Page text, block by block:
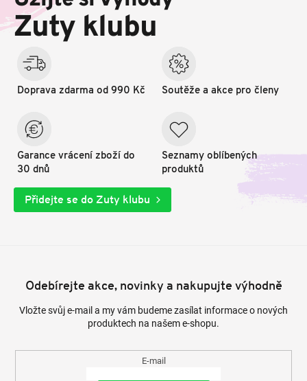
í
Zuty klubu
Doprava zdarma od 990 Kč
Garance vrácení zboží do
30 dnů
Soutěže a akce pro členy
Seznamy oblíbených
produktů
Přidejte se do Zuty klubu
Odebírejte akce, novinky a nakupujte výhodně
Vložte svůj e-mail a my vám budeme zasílat informace o nových
produktech na našem e-shopu.
E-mail